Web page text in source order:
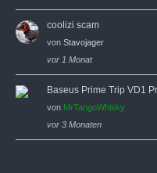
coolizi scam
von Stavojager
vor 1 Monat
Baseus Prime Trip VD1
von MrTangoWhisky
vor 3 Monaten